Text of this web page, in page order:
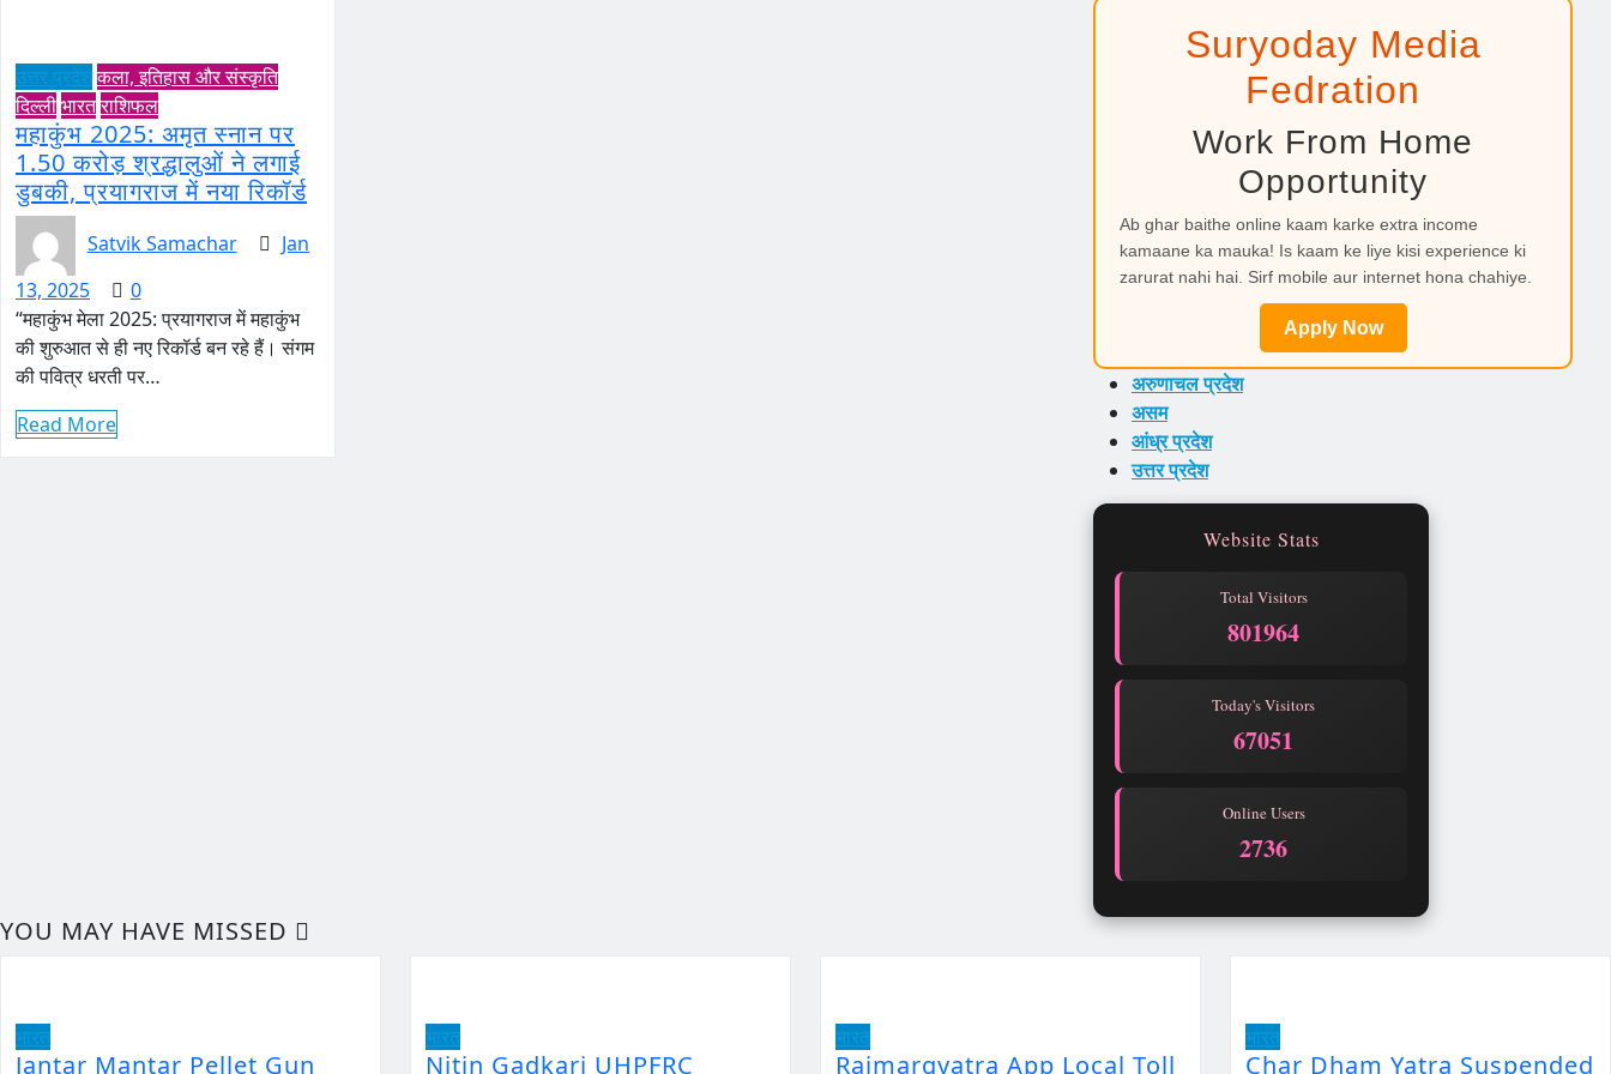
कला, इतिहास और संस्कृति
दिल्लीभारतराशिफल
महाकुंभ 2025: अमृत स्नान पर
1.50 करोड़ श्रद्धालुओं ने लगाई
डुबकी, प्रयागराज में नया रिकॉर्ड
Satvik Samachar
Jan
13, 2025
0
“महाकुंभ मेला 2025: प्रयागराज में महाकुंभ
की शुरुआत से ही नए रिकॉर्ड बन रहे हैं। संगम
की पवित्र धरती पर…
Read More
Suryoday Media
Fedration
Work From Home
Opportunity
Ab ghar baithe online kaam karke extra income
kamaane ka mauka! Is kaam ke liye kisi experience ki
zarurat nahi hai. Sirf mobile aur internet hona chahiye.
Apply Now
अरुणाचल प्रदेश
असम
आंध्र प्रदेश
उत्तर प्रदेश
Website Stats
Total Visitors
801964
Today's Visitors
67051
Online Users
2736
YOU MAY HAVE MISSED
Jantar Mantar Pellet Gun Nitin Gadkari UHPFRC Rajmargyatra App Local Toll Char Dham Yatra Suspended